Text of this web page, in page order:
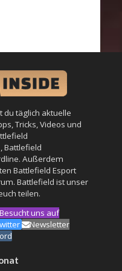
du täglich aktuelle
Tricks, Videos und
Battlefield
. Außerdem
Battlefield Esport
. Battlefield ist unser
teilen.
Besucht uns auf
Newsletter